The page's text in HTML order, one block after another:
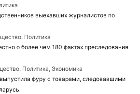
выехавших журналистов по
Политика
о более чем 180 фактах преследования
Политика, Экономика
фуру с товарами, следовавшими